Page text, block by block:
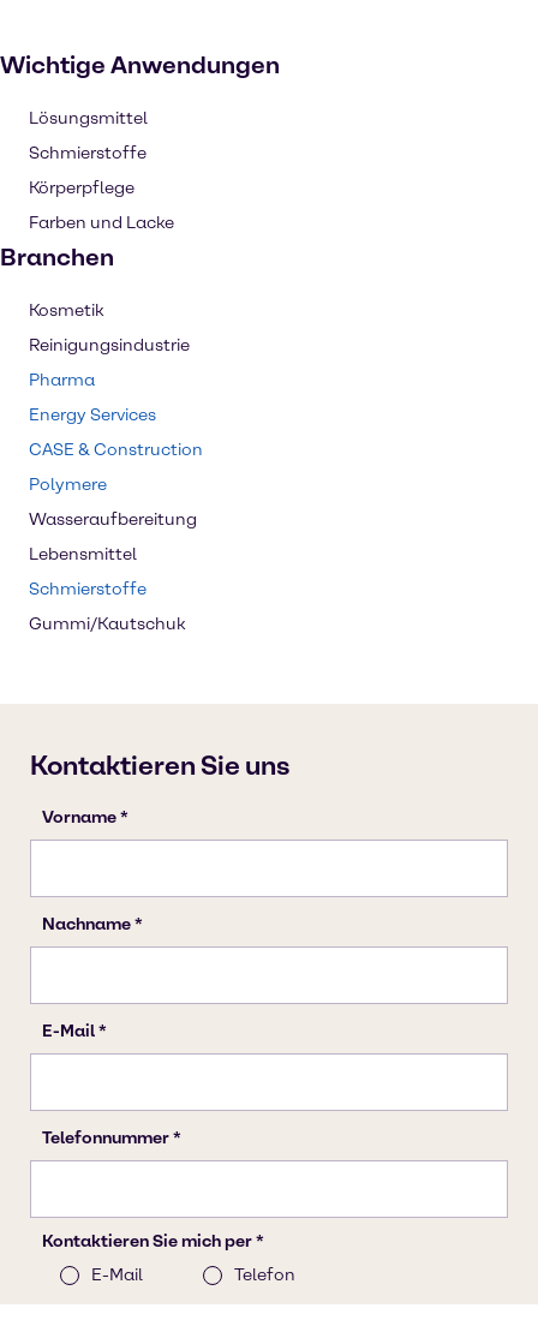
Wichtige Anwendungen
Lösungsmittel
Schmierstoffe
Körperpflege
Farben und Lacke
Branchen
Kosmetik
Reinigungsindustrie
Pharma
Energy Services
CASE & Construction
Polymere
Wasseraufbereitung
Lebensmittel
Schmierstoffe
Gummi/Kautschuk